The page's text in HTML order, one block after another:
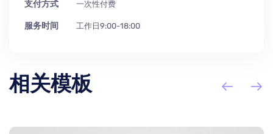
支付方式 一次性付费
服务时间 工作日9:00-18:00
相关模板